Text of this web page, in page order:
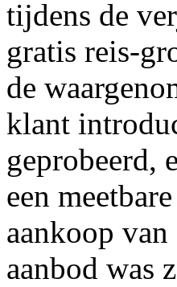
tijdens de
gratis reis-
de
klant
geprobeerd,
een
aankoop
aanbod was